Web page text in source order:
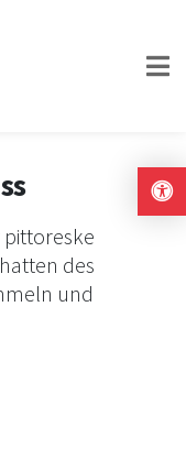
pittoreske
des
und